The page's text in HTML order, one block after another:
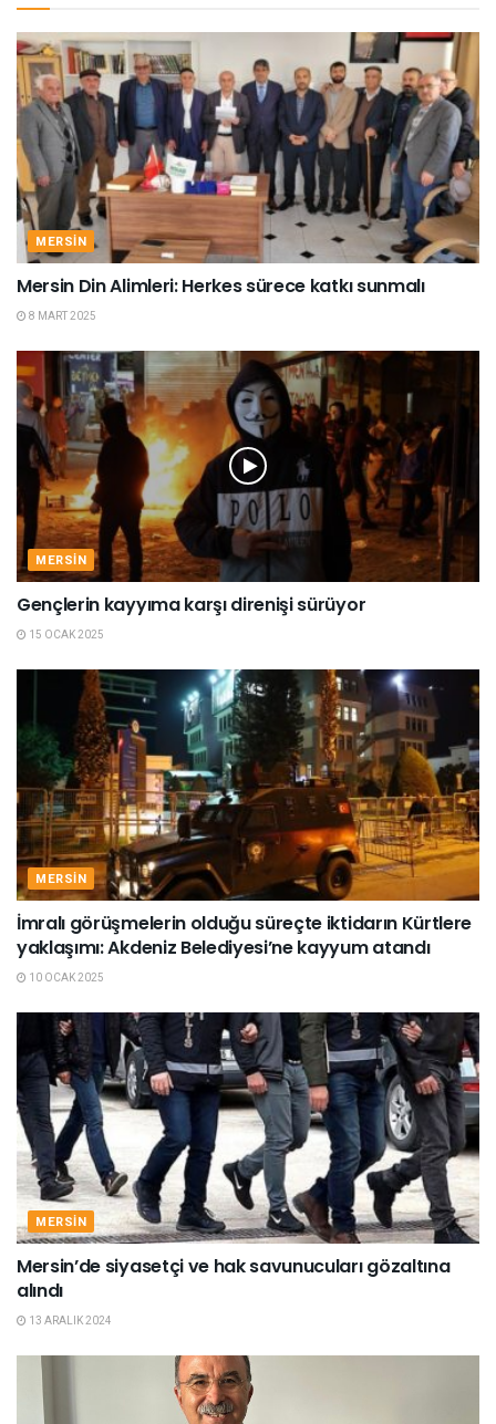
MERSIN
Mersin Din Alimleri: Herkes sürece katkı sunmalı
8 MART 2025
MERSIN
Gençlerin kayyıma karşı direnişi sürüyor
15 OCAK 2025
MERSIN
İmralı görüşmelerin olduğu süreçte iktidarın Kürtlere
yaklaşımı: Akdeniz Belediyesi’ne kayyum atandı
10 OCAK 2025
MERSIN
Mersin’de siyasetçi ve hak savunucuları gözaltına
alındı
13 ARALIK 2024